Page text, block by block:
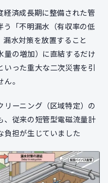
経済成長期に整備された管
う「不明漏水（有収率の低
水対策を放置すること
量の増加）に直結するだけ
いった重大な二次災害を引
。
リーニング（区域特定）の
、従来の短管型電磁流量計
負担が生じていました